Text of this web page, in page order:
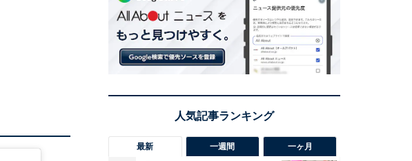
最新 一週間 一ヶ月